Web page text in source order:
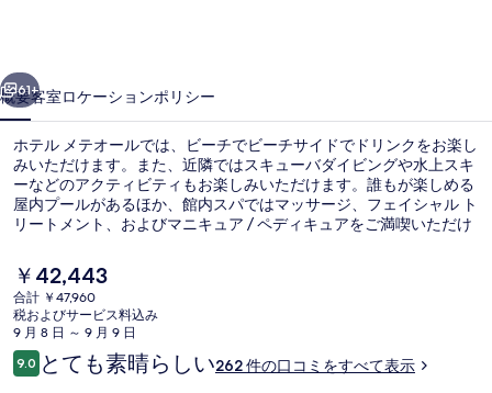
ル
の
写
真
ギ
ャ
ラ
リ
ー
61+
概要客室ロケーションポリシー
ホテル メテオールでは、ビーチでビーチサイドでドリンクをお楽し
みいただけます。また、近隣ではスキューバダイビングや水上スキ
ーなどのアクティビティもお楽しみいただけます。誰もが楽しめる
屋内プールがあるほか、館内スパではマッサージ、フェイシャル ト
リートメント、およびマニキュア / ペディキュアをご満喫いただけ
朝食、ランチ、およびディナーにお召し上がりいただけます。人気
設備として 2 か所のバー / ラウンジ、プールサイドバー、およびフ
ィットネスセンターがあります。旅行者は親切なスタッフを評価し
ています。
現
在
の
料
金
は
￥42,443
合計 ￥47,960
税およびサービス料込み
9 月 8 日 ～ 9 月 9 日
口
コ
9.010段階中9.0
とても素晴らしい262 件の口コミをすべて表示